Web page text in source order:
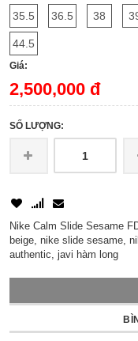
35.5 36.5 38
44.5
Giá:
2,500,000 đ
SỐ LƯỢNG:
Nike Calm Slide Sesame
beige, nike slide sesame,
authentic, javi hàm long